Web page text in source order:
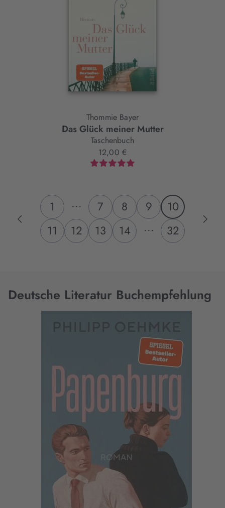
Thommie Bayer
Das Glück meiner Mutter
Taschenbuch
12,00 €
1 ... 7 8 9
10
11
12 13 14 ... 32
Deutsche Literatur Buchempfehlung